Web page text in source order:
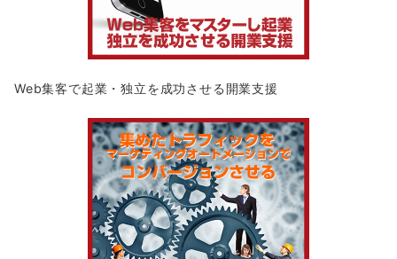
Web集客で起業・独立を成功させる開業支援